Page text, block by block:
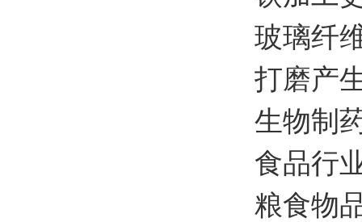
玻璃纤
打磨产
生物制
食品行
粮食物